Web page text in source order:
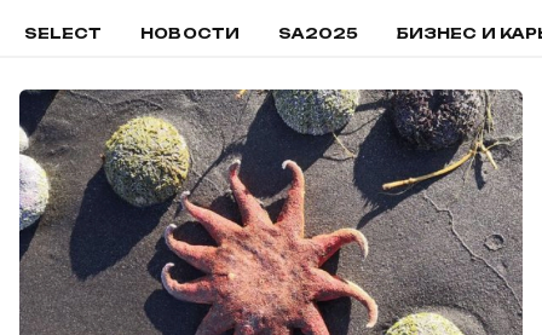
SELECT НОВОСТИ SA2025 БИЗНЕС И